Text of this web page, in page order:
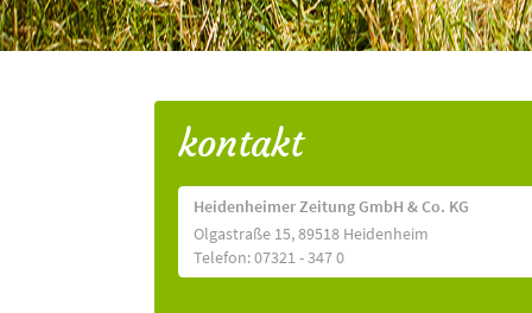
kontakt
Heidenheimer Zeitung GmbH & Co. KG
Olgastraße 15, 89518 Heidenheim
Telefon: 07321 - 347 0